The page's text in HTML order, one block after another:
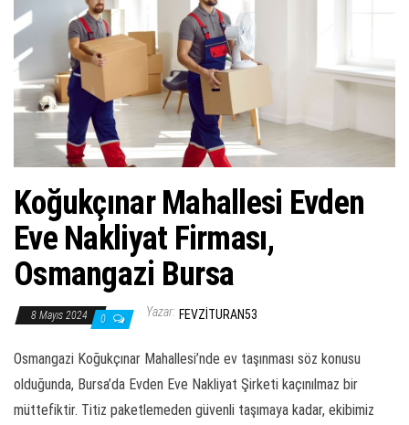
r
Koğukçınar Mahallesi Evden
Eve Nakliyat Firması,
Osmangazi Bursa
8 Mayıs 2024 0 Yazar: FEVZITURAN53
Osmangazi Koğukçınar Mahallesi’nde ev taşınması söz konusu
olduğunda, Bursa’da Evden Eve Nakliyat Şirketi kaçınılmaz bir
müttefiktir. Titiz paketlemeden güvenli taşımaya kadar, ekibimiz